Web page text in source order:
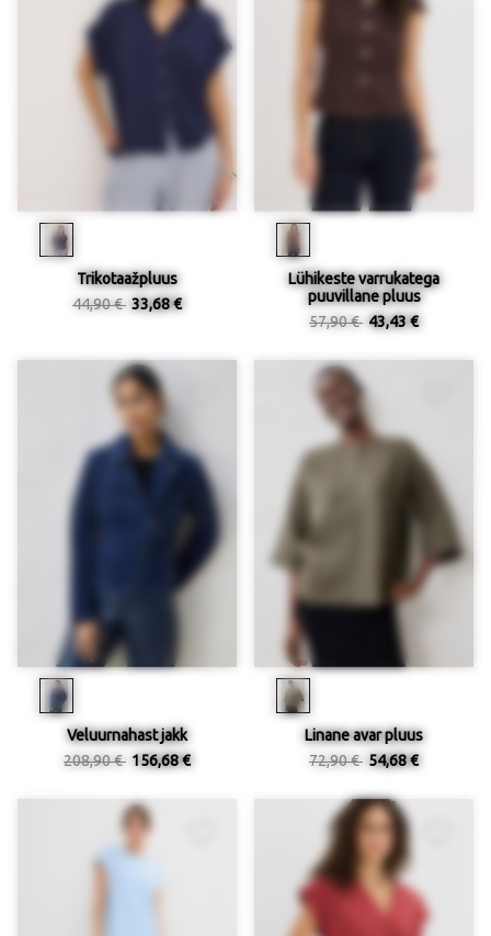
Trikotaažpluus
44,90 € 33,68 €
Lühikeste varrukatega
puuvillane pluus
57,90 € 43,43 €
Veluurnahast jakk
208,90 € 156,68 €
Linane avar pluus
72,90 € 54,68 €